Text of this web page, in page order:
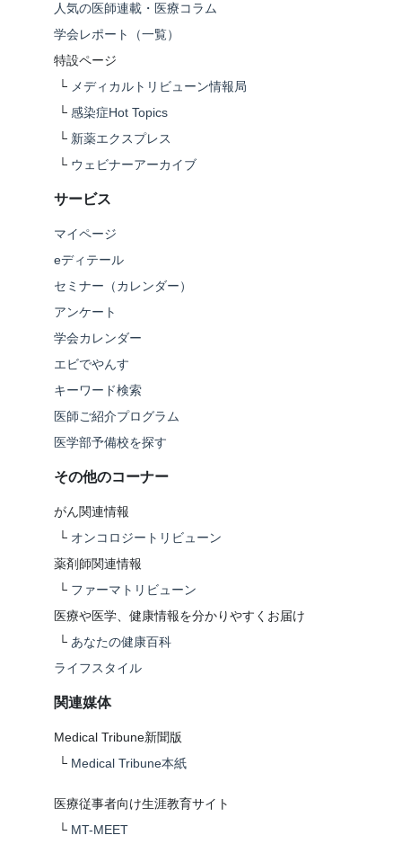
人気の医師連載・医療コラム
学会レポート（一覧）
特設ページ
└ メディカルトリビューン情報局
└ 感染症Hot Topics
└ 新薬エクスプレス
└ ウェビナーアーカイブ
サービス
マイページ
eディテール
セミナー（カレンダー）
アンケート
学会カレンダー
エビでやんす
キーワード検索
医師ご紹介プログラム
医学部予備校を探す
その他のコーナー
がん関連情報
└ オンコロジートリビューン
薬剤師関連情報
└ ファーマトリビューン
医療や医学、健康情報を分かりやすくお届け
└ あなたの健康百科
ライフスタイル
関連媒体
Medical Tribune新聞版
└ Medical Tribune本紙
医療従事者向け生涯教育サイト
└ MT-MEET